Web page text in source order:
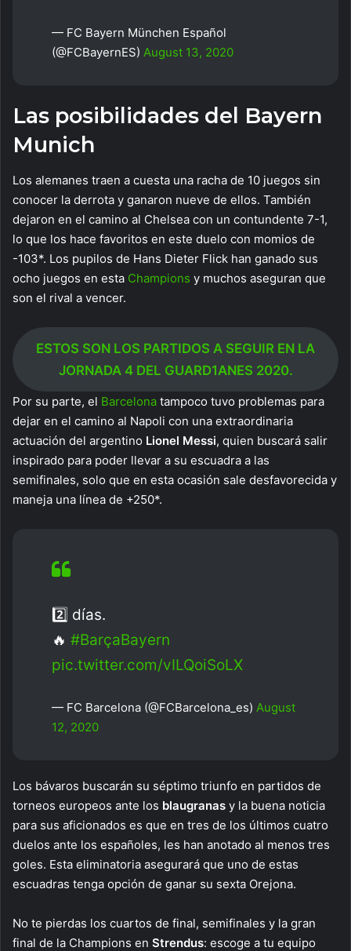
— FC Bayern München Español
(@FCBayernES) August 13, 2020
Las posibilidades del Bayern
Munich
Los alemanes traen a cuesta una racha de 10 juegos sin
conocer la derrota y ganaron nueve de ellos. También
dejaron en el camino al Chelsea con un contundente 7-1,
lo que los hace favoritos en este duelo con momios de
-103*. Los pupilos de Hans Dieter Flick han ganado sus
ocho juegos en esta Champions y muchos aseguran que
son el rival a vencer.
ESTOS SON LOS PARTIDOS A SEGUIR EN LA
JORNADA 4 DEL GUARD1ANES 2020.
Por su parte, el Barcelona tampoco tuvo problemas para
dejar en el camino al Napoli con una extraordinaria
actuación del argentino Lionel Messi, quien buscará salir
inspirado para poder llevar a su escuadra a las
semifinales, solo que en esta ocasión sale desfavorecida y
maneja una línea de +250*.
2️⃣ días.
🔥 #BarçaBayern
pic.twitter.com/vILQoiSoLX
— FC Barcelona (@FCBarcelona_es) August
12, 2020
Los bávaros buscarán su séptimo triunfo en partidos de
torneos europeos ante los blaugranas y la buena noticia
para sus aficionados es que en tres de los últimos cuatro
duelos ante los españoles, les han anotado al menos tres
goles. Esta eliminatoria asegurará que uno de estas
escuadras tenga opción de ganar su sexta Orejona.
No te pierdas los cuartos de final, semifinales y la gran
final de la Champions en Strendus: escoge a tu equipo